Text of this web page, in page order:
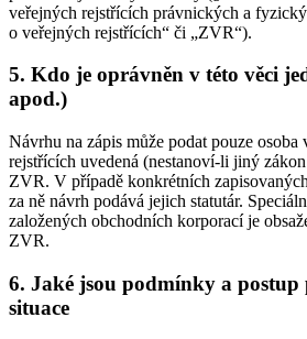
veřejných rejstřících právnických a
o veřejných rejstřících“ či „ZVR“).
5. Kdo je oprávněn v této věci
apod.)
Návrhu na zápis může podat pouze osoba
rejstřících uvedená (nestanoví-li jiný
ZVR. V případě konkrétních
za ně návrh podává jejich statutár.
založených obchodních korporací je
ZVR.
6. Jaké jsou podmínky a postup
situace